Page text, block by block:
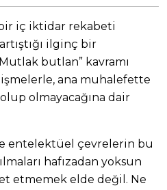
iç iktidar rekabeti
ilginç bir
butlan” kavramı
ana muhalefette
olmayacağına dair
entelektüel çevrelerin bu
hafızadan yoksun
etmemek elde değil. Ne